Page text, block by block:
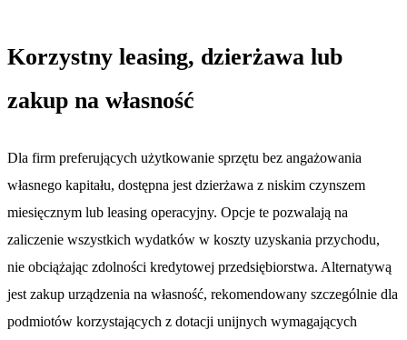
Korzystny leasing, dzierżawa lub
zakup na własność
Dla firm preferujących użytkowanie sprzętu bez angażowania
własnego kapitału, dostępna jest dzierżawa z niskim czynszem
miesięcznym lub leasing operacyjny. Opcje te pozwalają na
zaliczenie wszystkich wydatków w koszty uzyskania przychodu,
nie obciążając zdolności kredytowej przedsiębiorstwa. Alternatywą
jest zakup urządzenia na własność, rekomendowany szczególnie dla
podmiotów korzystających z dotacji unijnych wymagających